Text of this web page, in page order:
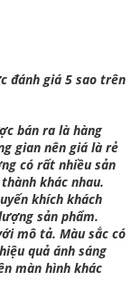
đánh giá 5 sao trên
bán ra là hàng
gian nên giá là rẻ
có rất nhiều sản
khác nhau.
khích khách
sản phẩm.
mô tả. Màu sắc có
quả ánh sáng
màn hình khác